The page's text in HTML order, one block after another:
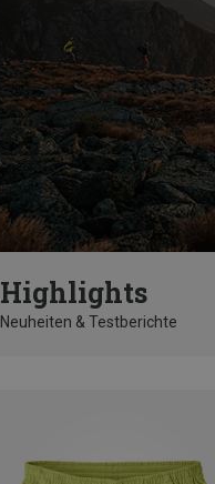
Highlights
Neuheiten & Testberichte